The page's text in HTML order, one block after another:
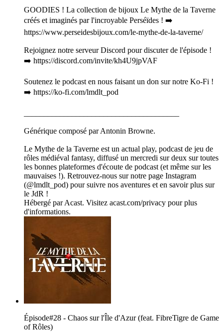
GOODIES ! La collection de bijoux Le Mythe de la Taverne
créés et imaginés par l'incroyable Perséïdes ! ➡️
https://www.perseidesbijoux.com/le-mythe-de-la-taverne/
Rejoignez notre serveur Discord pour discuter de l'épisode !
➡️ https://discord.com/invite/kh4U9jpVAF
Soutenez le podcast en nous faisant un don sur notre Ko-Fi !
➡️ https://ko-fi.com/lmdlt_pod
Générique composé par Antonin Browne.
Le Mythe de la Taverne est un actual play, podcast de jeu de
rôles médiéval fantasy, diffusé un mercredi sur deux sur toutes
les bonnes plateformes d'écoute de podcast (et même sur les
mauvaises !). Retrouvez-nous sur notre page Instagram
(@lmdlt_pod) pour suivre nos aventures et en savoir plus sur
le JdR !
Hébergé par Acast. Visitez acast.com/privacy pour plus
d'informations.
Épisode#28 - Chaos sur l'Île d'Azur (feat. FibreTigre de Game
of Rôles)